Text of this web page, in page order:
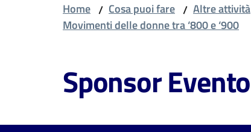
Home / Cosa puoi fare / Altre attività
Movimenti delle donne tra ‘800 e ‘900
Sponsor Evento